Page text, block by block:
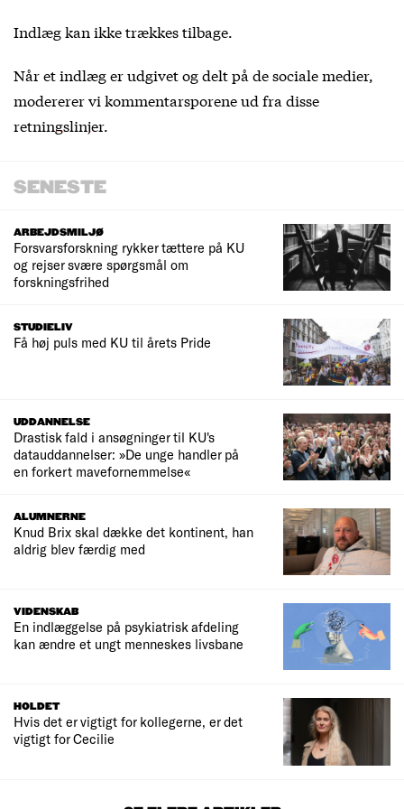
Indlæg kan ikke trækkes tilbage.
Når et indlæg er udgivet og delt på de sociale medier,
modererer vi kommentarsporene ud fra disse
retningslinjer.
SENESTE
ARBEJDSMILJØ
Forsvarsforskning rykker tættere på KU
og rejser svære spørgsmål om
forskningsfrihed
STUDIELIV
Få høj puls med KU til årets Pride
UDDANNELSE
Drastisk fald i ansøgninger til KU's
datauddannelser: »De unge handler på
en forkert mavefornemmelse«
ALUMNERNE
Knud Brix skal dække det kontinent, han
aldrig blev færdig med
VIDENSKAB
En indlæggelse på psykiatrisk afdeling
kan ændre et ungt menneskes livsbane
HOLDET
Hvis det er vigtigt for kollegerne, er det
vigtigt for Cecilie